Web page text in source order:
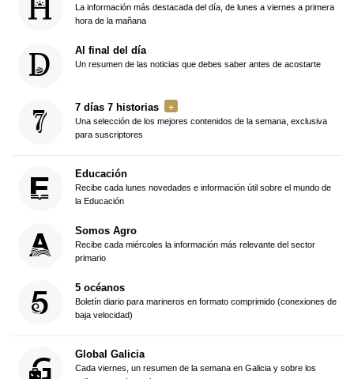
La información más destacada del día, de lunes a viernes a primera
hora de la mañana
Al final del día
Un resumen de las noticias que debes saber antes de acostarte
7 días 7 historias
Una selección de los mejores contenidos de la semana, exclusiva
para suscriptores
Educación
Recibe cada lunes novedades e información útil sobre el mundo de
la Educación
Somos Agro
Recibe cada miércoles la información más relevante del sector
primario
5 océanos
Boletín diario para marineros en formato comprimido (conexiones de
baja velocidad)
Global Galicia
Cada viernes, un resumen de la semana en Galicia y sobre los